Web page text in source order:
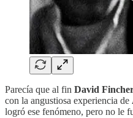
Parecía que al fin David
con la angustiosa experiencia de
logró ese fenómeno, pero no le